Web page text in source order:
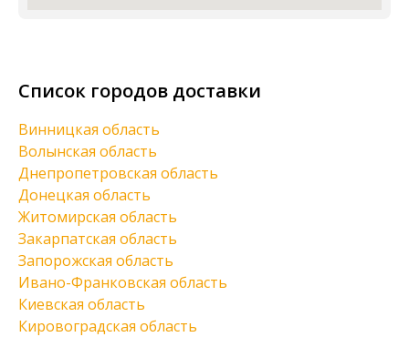
Список городов доставки
Винницкая область
Волынская область
Днепропетровская область
Донецкая область
Житомирская область
Закарпатская область
Запорожская область
Ивано-Франковская область
Киевская область
Кировоградская область